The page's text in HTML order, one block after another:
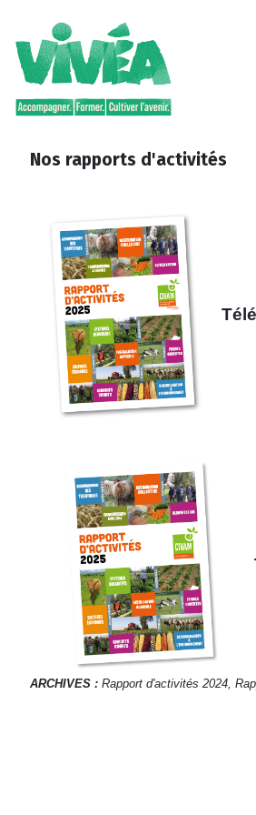
Nos rapports d'activités
ARCHIVES : Rapport d'activités 2024,